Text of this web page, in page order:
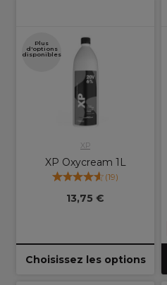
Plus
d'options
disponibles
XP
XP Oxycream 1L
(19)
13,75 €
Choisissez les options